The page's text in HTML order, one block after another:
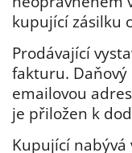
kupující zásilku
Prodávající
fakturu. Daňový
emailovou
je přiložen k
Kupující nabývá